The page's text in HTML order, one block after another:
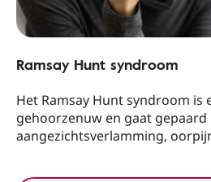
Ramsay Hunt syndroom
Het Ramsay Hunt syndroom is
gehoorzenuw en gaat
aangezichtsverlamming,